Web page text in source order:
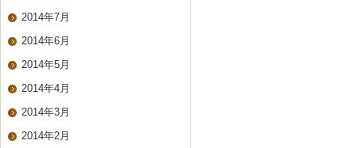
2014年7月
2014年6月
2014年5月
2014年4月
2014年3月
2014年2月